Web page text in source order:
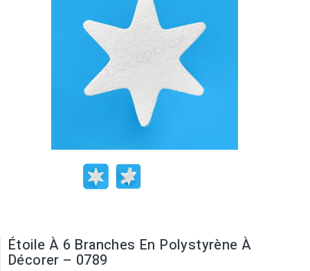
Étoile À 6 Branches En Polystyrène À
Décorer – 0789